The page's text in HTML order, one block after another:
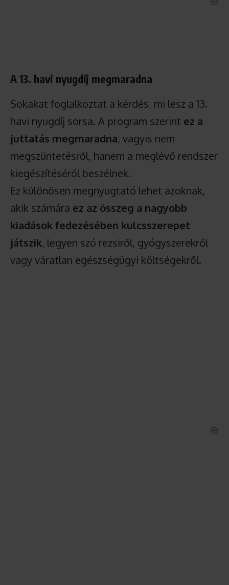
A 13. havi nyugdíj megmaradna
Sokakat foglalkoztat a kérdés, mi lesz a 13.
havi nyugdíj sorsa. A program szerint ez a
juttatás megmaradna, vagyis nem
megszüntetésről, hanem a meglévő rendszer
kiegészítéséről beszélnek.
Ez különösen megnyugtató lehet azoknak,
akik számára ez az összeg a nagyobb
kiadások fedezésében kulcsszerepet
játszik, legyen szó rezsiről, gyógyszerekről
vagy váratlan egészségügyi költségekről.